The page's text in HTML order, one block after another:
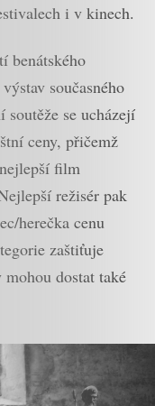
i v kinech.
benátského
současného
se ucházejí
ceny, přičemž
film
režisér pak
herečka cenu
zaštiťuje
dostat také